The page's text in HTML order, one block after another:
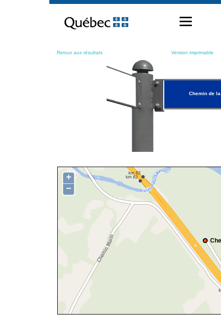
contenu
Retour aux résultats Version imprimable
Chemin de
+
−